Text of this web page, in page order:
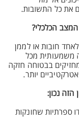
את כל התשובות.
המצב הכלכלי?
חובות או לממן
משמעותית מכל
בבטוחה חזקה
יותר.
נכון:
ספרתיות שחונקות